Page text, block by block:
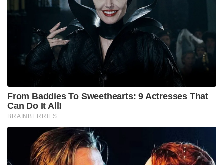
From Baddies To Sweethearts: 9 Actresses That
Can Do It All!
BRAINBERRIES